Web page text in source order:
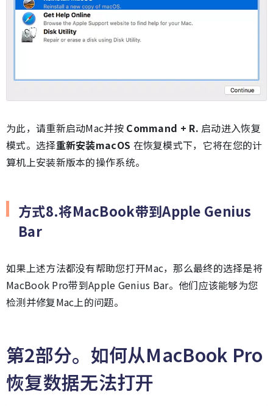
为此，请重新启动Mac并按Command + R. 启动进入恢复
模式。选择重新安装macOS 在恢复模式下，它将在您的计
算机上安装新版本的操作系统。
方式8.将MacBook带到Apple Genius
Bar
如果上述方法都没有帮助您打开Mac，那么最终的选择是将
MacBook Pro带到Apple Genius Bar。他们应该能够为您
检测并修复Mac上的问题。
第2部分。如何从MacBook Pro
恢复数据无法打开